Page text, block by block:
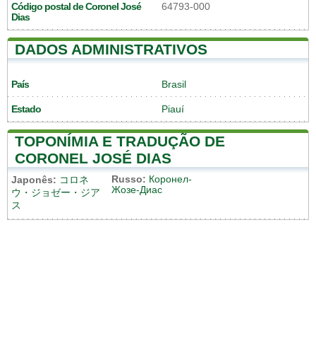
Código postal de Coronel José
Dias
64793-000
DADOS ADMINISTRATIVOS
País Brasil
Estado Piauí
TOPONÍMIA E TRADUÇÃO DE
CORONEL JOSÉ DIAS
Japonês: コロネ
ウ・ジョゼー・ジア
ス
Russo: Коронел-
Жозе-Диас